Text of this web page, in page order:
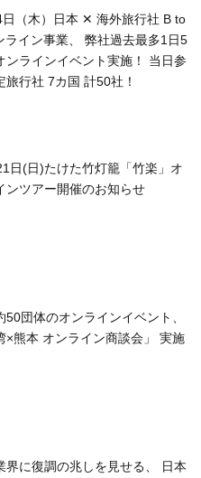
日（木）日本 ✕ 海外旅行社 B to
ライン事業、 弊社過去最多1日5
ンラインイベント実施！ 当日参
旅行社 7カ国 計50社！
日(日)たけた竹灯籠「竹楽」オ
ンツアー開催のお知らせ
50団体のオンラインイベント、
×熊本 オンライン商談会」 実施
界に復調の兆しを見せる、 日本